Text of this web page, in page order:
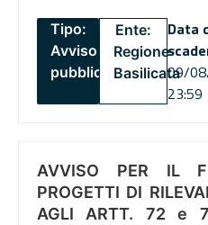
Tipo:
Avviso
pubblico
Ente:
Regione
Basilicata
Data
09/
23:59
AVVISO PER IL
PROGETTI DI
AGLI ARTT. 72 e